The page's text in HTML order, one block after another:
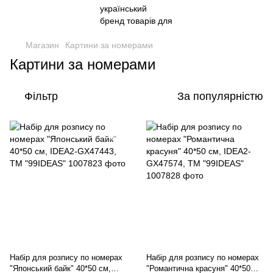
Магазин Картини за номерами
Картини за номерами
Фільтр За популярністю
Набір для розпису по номерах
"Японський байк" 40*50 см,
Набір для розпису по номерах
"Романтична красуня" 40*50